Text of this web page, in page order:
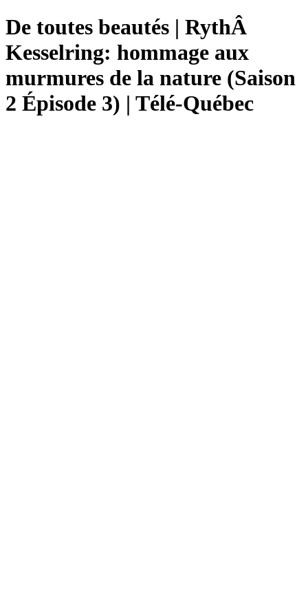
De toutes beautés | RythÂ
Kesselring: hommage aux
murmures de la nature (Saison
2 Épisode 3) | Télé-Québec